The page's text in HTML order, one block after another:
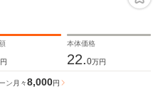
本体価格
22.0万円
ン 月々8,000円